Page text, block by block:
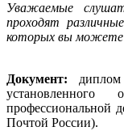
Уважаемые
проходят
которых вы можете
Документ: диплом
профессиональной
Почтой России).